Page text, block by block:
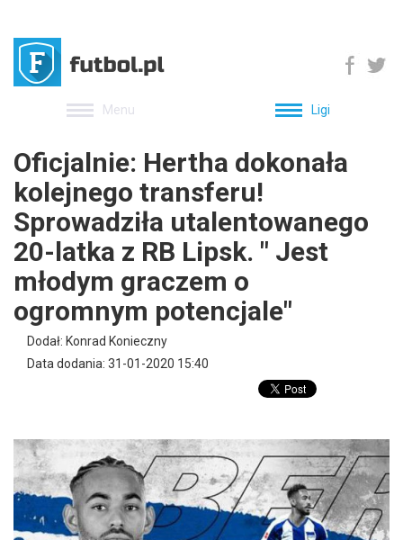
Menu Ligi
Oficjalnie: Hertha dokonała
kolejnego transferu!
Sprowadziła utalentowanego
20-latka z RB Lipsk. " Jest
młodym graczem o
ogromnym potencjale"
Dodał: Konrad Konieczny
Data dodania: 31-01-2020 15:40